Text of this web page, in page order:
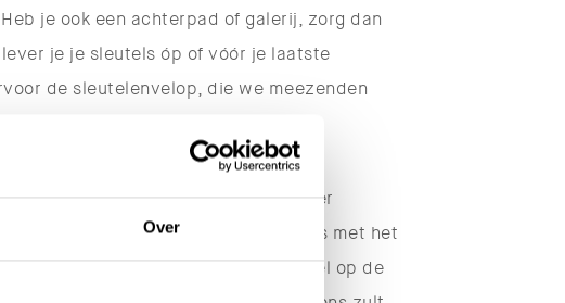
Over
je ook een achterpad of galerij, zorg dan
je je sleutels óp of vóór je laatste
de sleutelenvelop, die we meezenden
wordt de (eventuele) medehuurder
geval geen omkijken naar. Breng ons met het
bij overlijden'bij overlijden wel op de